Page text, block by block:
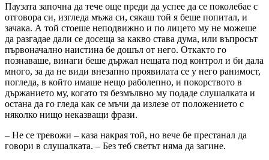
Паузата започна да тече още преди да успее да се поколебае с
отговора си, изгледа мъжа си, сякаш той я беше попитал, и
зачака. А той стоеше неподвижно и по лицето му не можеше
да разгадае дали се досеща за какво става дума, или въпросът
първоначално наистина бе дошъл от него. Откакто го
познаваше, винаги беше държал нещата под контрол и би дала
много, за да не види внезапно проявилата се у него ранимост,
погледа, в който имаше нещо раболепно, и покорството в
държанието му, когато тя безмълвно му подаде слушалката и
остана да го гледа как се мъчи да излезе от положението с
няколко нищо неказващи фрази.
– Не се тревожи – каза накрая той, но вече бе престанал да
говори в слушалката. – Без теб светът няма да загине.